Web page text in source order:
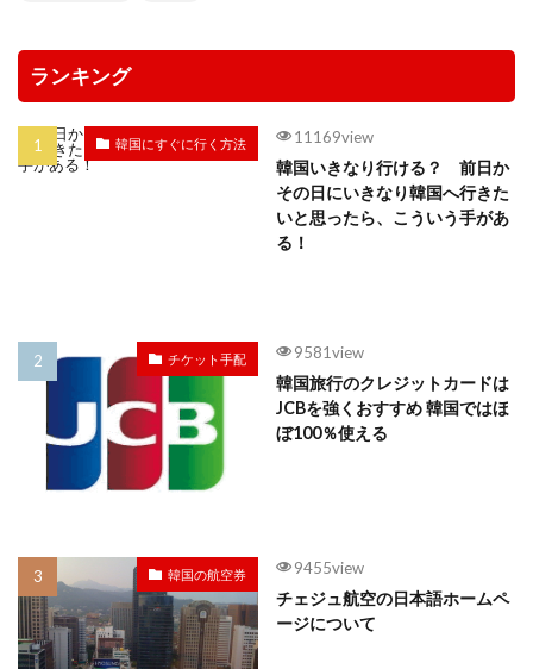
ランキング
韓国にすぐに行く方法 11169view
韓国いきなり行ける？ 前日か
その日にいきなり韓国へ行きた
いと思ったら、こういう手があ
る！
チケット手配 9581view
韓国旅行のクレジットカードは
JCBを強くおすすめ 韓国ではほ
ぼ100％使える
韓国の航空券 9455view
チェジュ航空の日本語ホームペ
ージについて